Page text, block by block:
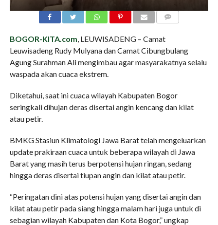
BOGOR-KITA.com, LEUWISADENG – Camat
Leuwisadeng Rudy Mulyana dan Camat Cibungbulang
Agung Surahman Ali mengimbau agar masyarakatnya selalu
waspada akan cuaca ekstrem.
Diketahui, saat ini cuaca wilayah Kabupaten Bogor
seringkali dihujan deras disertai angin kencang dan kilat
atau petir.
BMKG Stasiun Klimatologi Jawa Barat telah mengeluarkan
update prakiraan cuaca untuk beberapa wilayah di Jawa
Barat yang masih terus berpotensi hujan ringan, sedang
hingga deras disertai tiupan angin dan kilat atau petir.
“Peringatan dini atas potensi hujan yang disertai angin dan
kilat atau petir pada siang hingga malam hari juga untuk di
sebagian wilayah Kabupaten dan Kota Bogor,” ungkap